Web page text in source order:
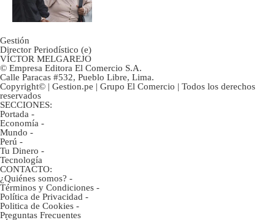
Gestión
Director Periodístico (e)
VÍCTOR MELGAREJO
© Empresa Editora El Comercio S.A.
Calle Paracas #532, Pueblo Libre, Lima.
Copyright© | Gestion.pe | Grupo El Comercio | Todos los derechos
reservados
SECCIONES:
Portada -
Economía -
Mundo -
Perú -
Tu Dinero -
Tecnología
CONTACTO:
¿Quiénes somos? -
Términos y Condiciones -
Política de Privacidad -
Politica de Cookies -
Preguntas Frecuentes